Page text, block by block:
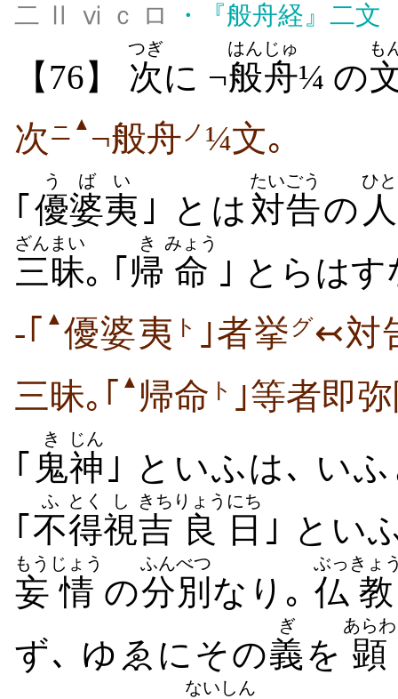
二 Ⅱ ⅵ ｃ ロ ・ 『般舟経』二文
【76】 次
つぎ
に ¬般舟
はんじゅ
¼ の
も
次 ニ ▲ ¬般舟 ノ ¼文｡
｢ 優婆
うば
夷
い
｣ とは 対告
たいごう
の 人
ひと
三昧
ざんまい
｡ ｢ 帰
き
命
みょう
｣ とらは
-｢ ▲ 優婆夷 ト ｣者挙グ↢対
三昧｡｢
▲ 帰命 ト ｣等者即
｢ 鬼
き
神
じん
｣ といふは､ い
｢ 不
ふ
得
とく
視
し
吉
きち
良
りょう
日
にち
｣ とい
妄
もう
情
じょう
の分別
ふんべつ
なり｡ 仏
ぶっ
教
きょ
ず､ ゆゑにその義
ぎ
を 顕
あらわ
ないしん